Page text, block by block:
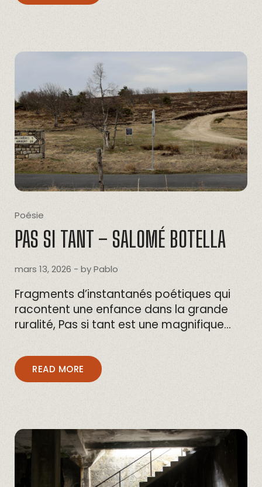
Poésie
PAS SI TANT – SALOMÉ BOTELLA
mars 13, 2026 - byPablo
Fragments d’instantanés poétiques qui
racontent une enfance dans la grande
ruralité, Pas si tant est une magnifique…
READ MORE